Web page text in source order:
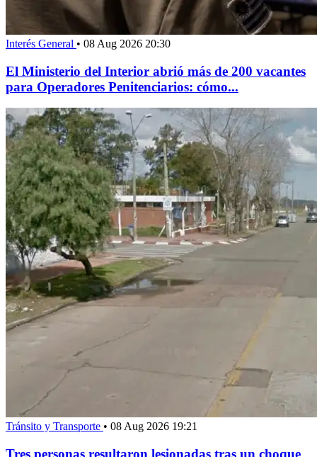
Interés General • 08 Aug 2026 20:30
El Ministerio del Interior abrió más de 200 vacantes
para Operadores Penitenciarios: cómo...
Tránsito y Transporte • 08 Aug 2026 19:21
Tres personas resultaron lesionadas tras un choque